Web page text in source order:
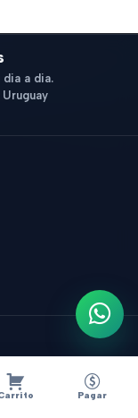
Pagar
a dia.